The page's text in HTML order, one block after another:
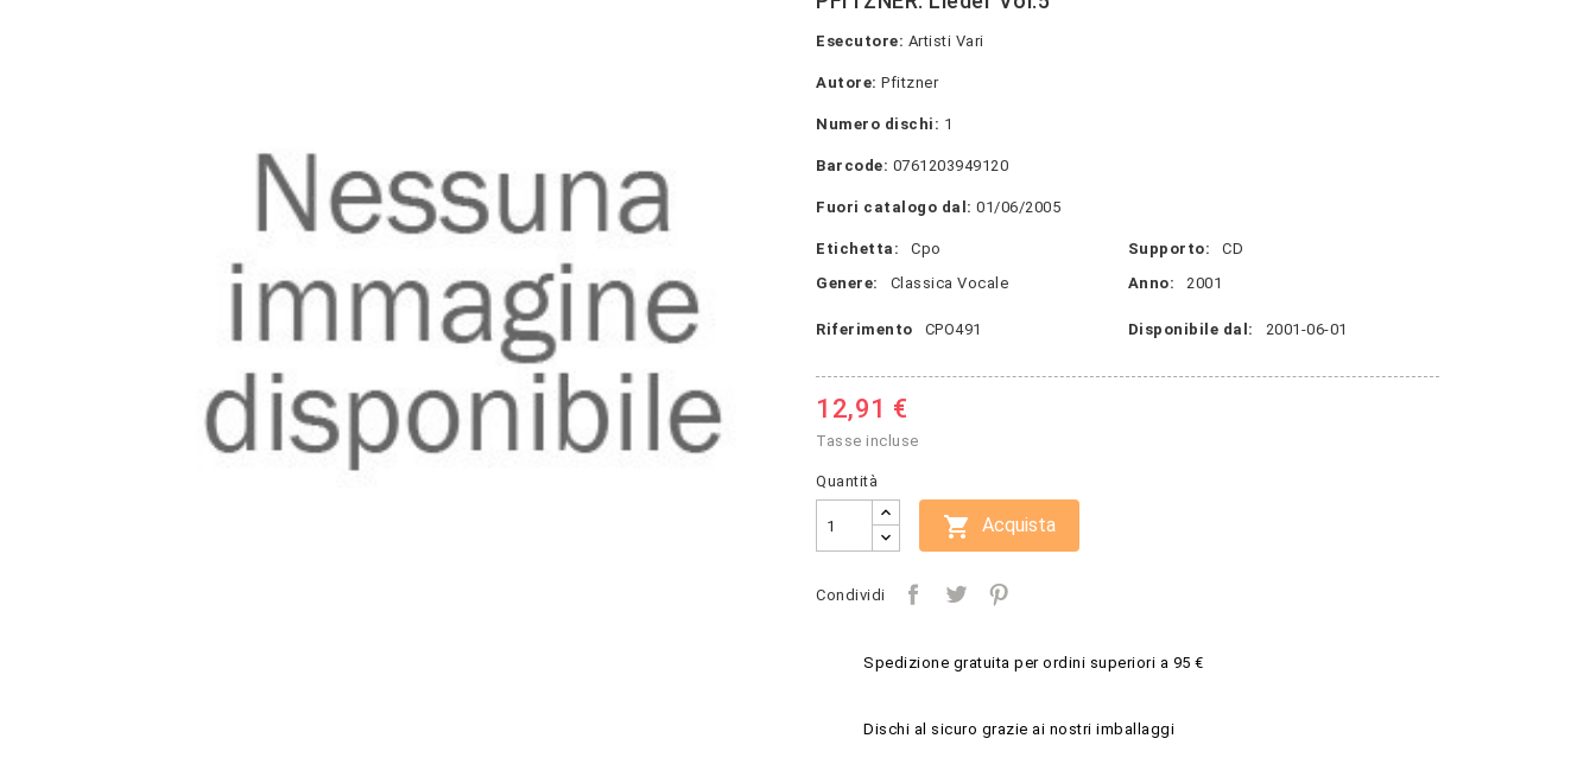
Esecutore: Artisti Vari
Autore: Pfitzner
Numero dischi: 1
Barcode: 0761203949120
Fuori catalogo dal: 01/06/2005
Etichetta: Cpo Supporto:
CD
Genere:
Classica Vocale Anno: 2001
Riferimento CPO491 Disponibile dal: 2001-06-01
12,91 €
Tasse incluse
Quantità
 Acquista
Condividi
Spedizione gratuita per ordini superiori a 95 €
Dischi al sicuro grazie ai nostri imballaggi